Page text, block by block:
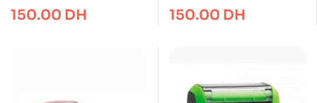
S260
150.00 DH
Dateur 1 à 6 lignes
33×56 mm
150.00 DH